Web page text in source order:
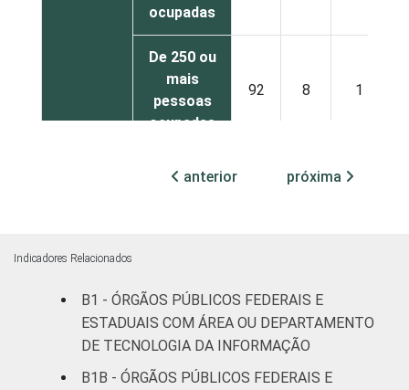
ocupadas
De 250 ou
mais
pessoas
ocupadas
92 8 1
Não
16
Estudos para o Desenvolvimento da
Pesquisa sobre o uso das tecnologias de
informação e comunicação no setor público
brasileiro - TIC Governo Eletrônico 2017
anterior próxima
Indicadores Relacionados
B1 - ÓRGÃOS PÚBLICOS FEDERAIS E
ESTADUAIS COM ÁREA OU DEPARTAMENTO
DE TECNOLOGIA DA INFORMAÇÃO
B1B - ÓRGÃOS PÚBLICOS FEDERAIS E